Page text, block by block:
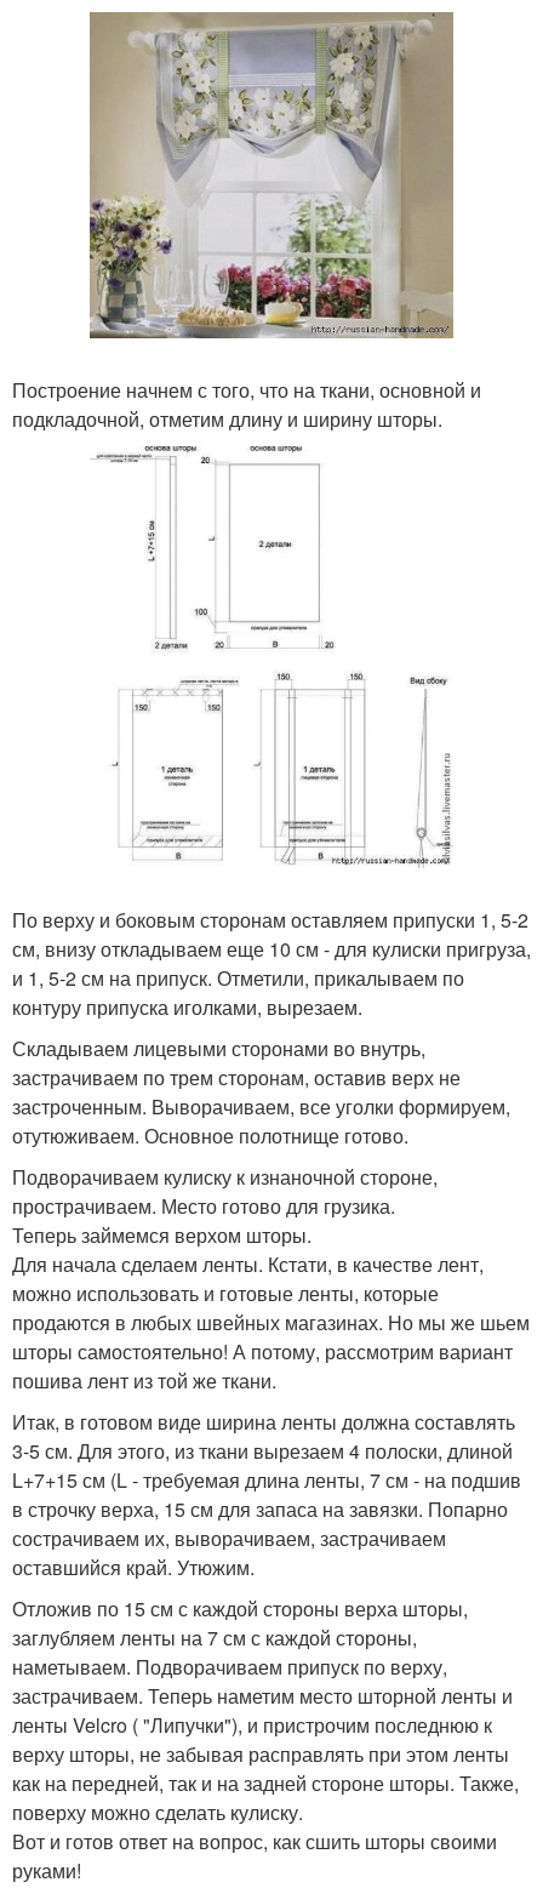
Построение начнем с того, что на ткани, основной и
подкладочной, отметим длину и ширину шторы.
По верху и боковым сторонам оставляем припуски 1, 5-2
см, внизу откладываем еще 10 см - для кулиски пригруза,
и 1, 5-2 см на припуск. Отметили, прикалываем по
контуру припуска иголками, вырезаем.
Складываем лицевыми сторонами во внутрь,
застрачиваем по трем сторонам, оставив верх не
застроченным. Выворачиваем, все уголки формируем,
отутюживаем. Основное полотнище готово.
Подворачиваем кулиску к изнаночной стороне,
прострачиваем. Место готово для грузика.
Теперь займемся верхом шторы.
Для начала сделаем ленты. Кстати, в качестве лент,
можно использовать и готовые ленты, которые
продаются в любых швейных магазинах. Но мы же шьем
шторы самостоятельно! А потому, рассмотрим вариант
пошива лент из той же ткани.
Итак, в готовом виде ширина ленты должна составлять
3-5 см. Для этого, из ткани вырезаем 4 полоски, длиной
L+7+15 см (L - требуемая длина ленты, 7 см - на подшив
в строчку верха, 15 см для запаса на завязки. Попарно
сострачиваем их, выворачиваем, застрачиваем
оставшийся край. Утюжим.
Отложив по 15 см с каждой стороны верха шторы,
заглубляем ленты на 7 см с каждой стороны,
наметываем. Подворачиваем припуск по верху,
застрачиваем. Теперь наметим место шторной ленты и
ленты Velcro ( "Липучки"), и пристрочим последнюю к
верху шторы, не забывая расправлять при этом ленты
как на передней, так и на задней стороне шторы. Также,
поверху можно сделать кулиску.
Вот и готов ответ на вопрос, как сшить шторы своими
руками!